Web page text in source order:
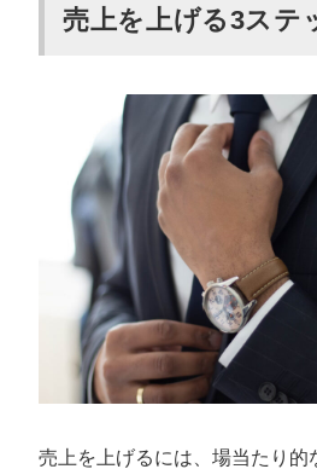
売上を上げる3ステ
売上を上げるには、場当たり的